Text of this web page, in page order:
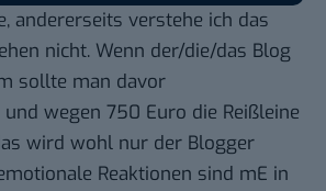
andererseits verstehe ich das
nicht. Wenn der/die/das Blog
sollte man davor
wegen 750 Euro die Reißleine
wird wohl nur der Blogger
Reaktionen sind mE in